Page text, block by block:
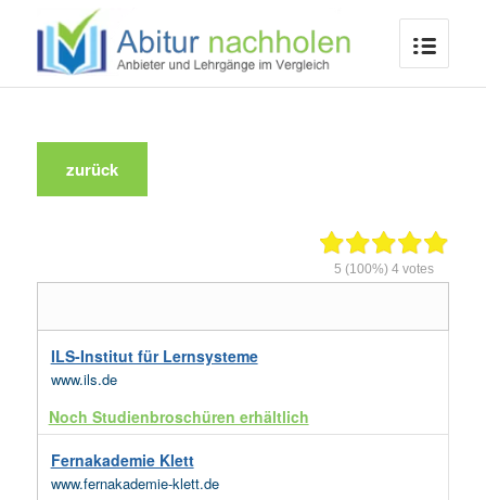
zurück
5 (100%)4 votes
ILS-Institut für Lernsysteme
www.ils.de
Noch Studienbroschüren erhältlich
Fernakademie Klett
www.fernakademie-klett.de